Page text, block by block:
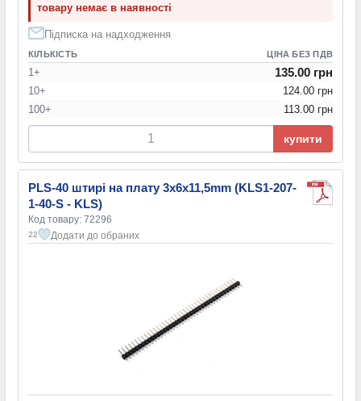
товару немає в наявності
Підписка на надходження
КІЛЬКІСТЬ ЦІНА БЕЗ ПДВ
1+ 135.00 грн
10+
124.00 грн
100+
113.00 грн
купити
PLS-40 штирі на плату 3x6x11,5mm (KLS1-207-
1-40-S - KLS)
Код товару: 72296
22 Додати до обраних